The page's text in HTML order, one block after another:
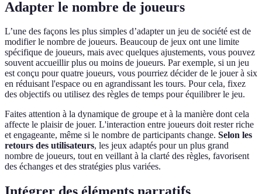
Adapter le nombre de joueurs
L’une des façons les plus simples d’adapter un jeu de société est de
modifier le nombre de joueurs. Beaucoup de jeux ont une limite
spécifique de joueurs, mais avec quelques ajustements, vous pouvez
souvent accueillir plus ou moins de joueurs. Par exemple, si un jeu
est conçu pour quatre joueurs, vous pourriez décider de le jouer à six
en réduisant l'espace ou en agrandissant les tours. Pour cela, fixez
des objectifs ou utilisez des règles de temps pour équilibrer le jeu.
Faites attention à la dynamique de groupe et à la manière dont cela
affecte le plaisir de jouer. L'interaction entre joueurs doit rester riche
et engageante, même si le nombre de participants change. Selon les
retours des utilisateurs, les jeux adaptés pour un plus grand
nombre de joueurs, tout en veillant à la clarté des règles, favorisent
des échanges et des stratégies plus variées.